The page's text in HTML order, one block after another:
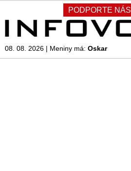
PODPORTE NÁS
08. 08. 2026 | Meniny má: Oskar